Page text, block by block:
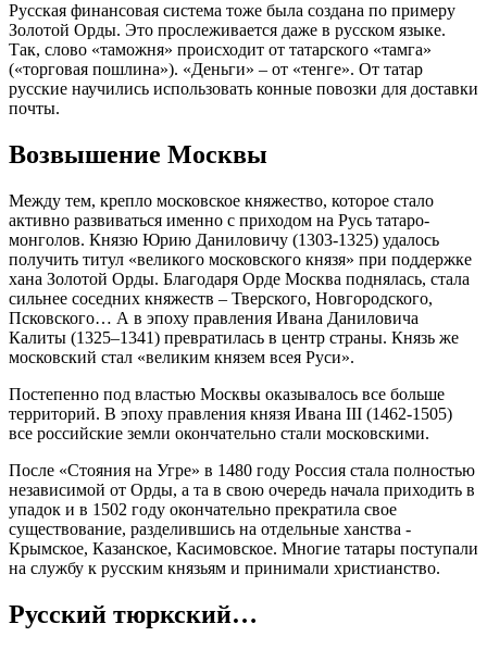
Русская финансовая система тоже была создана по примеру
Золотой Орды. Это прослеживается даже в русском языке.
Так, слово «таможня» происходит от татарского «тамга»
(«торговая пошлина»). «Деньги» – от «тенге». От татар
русские научились использовать конные повозки для доставки
почты.
Возвышение Москвы
Между тем, крепло московское княжество, которое стало
активно развиваться именно с приходом на Русь татаро-
монголов. Князю Юрию Даниловичу (1303-1325) удалось
получить титул «великого московского князя» при поддержке
хана Золотой Орды. Благодаря Орде Москва поднялась, стала
сильнее соседних княжеств – Тверского, Новгородского,
Псковского… А в эпоху правления Ивана Даниловича
Калиты (1325–1341) превратилась в центр страны. Князь же
московский стал «великим князем всея Руси».
Постепенно под властью Москвы оказывалось все больше
территорий. В эпоху правления князя Ивана III (1462-1505)
все российские земли окончательно стали московскими.
После «Стояния на Угре» в 1480 году Россия стала полностью
независимой от Орды, а та в свою очередь начала приходить в
упадок и в 1502 году окончательно прекратила свое
существование, разделившись на отдельные ханства -
Крымское, Казанское, Касимовское. Многие татары поступали
на службу к русским князьям и принимали христианство.
Русский тюркский…